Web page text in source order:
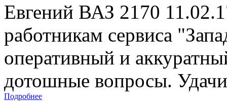
Евгений ВАЗ 2170
работникам сервиса
оперативный и
дотошные вопросы. Удачи
Подробнее